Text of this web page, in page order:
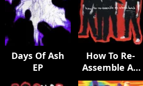
Days Of Ash
EP
How To Re-
Assemble An
Atomic Bomb